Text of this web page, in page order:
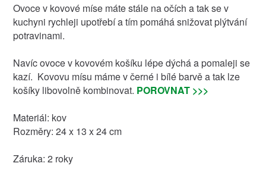
Ovoce v kovové míse máte stále na očích a tak se v
kuchyni rychleji upotřebí a tím pomáhá snižovat plýtvání
potravinami.
Navíc ovoce v kovovém košíku lépe dýchá a pomaleji se
kazí. Kovovu mísu máme v černé i bílé barvě a tak lze
košíky libovolně kombinovat. POROVNAT >>>
Materiál: kov
Rozměry: 24 x 13 x 24 cm
Záruka: 2 roky